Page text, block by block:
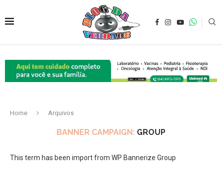
Home Arquivos
BANNER CAMPAIGN: GROUP
This term has been import from WP Bannerize Group